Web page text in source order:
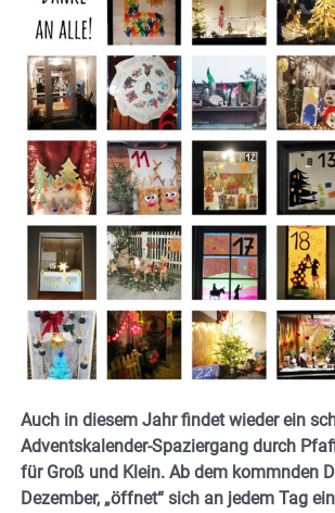
Auch in diesem Jahr findet wieder ein
Adventskalender-Spaziergang durch
für Groß und Klein. Ab dem kommnden
Dezember, „öffnet“ sich an jedem Tag